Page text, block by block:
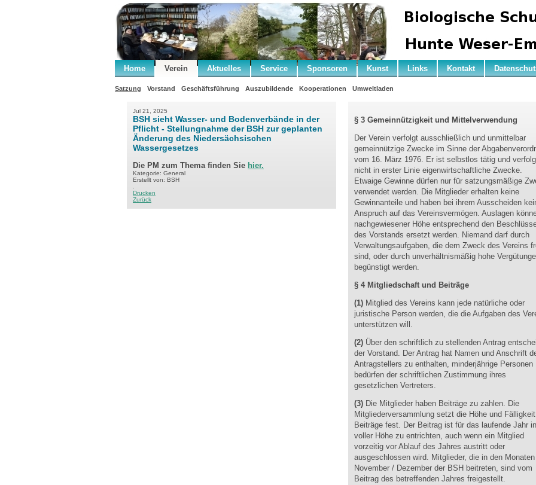
Home Verein Aktuelles Service Sponsoren Kunst Links Kontakt
Satzung Vorstand Geschäftsführung Auszubildende Kooperationen Umweltladen
Jul 21, 2025
BSH sieht Wasser- und Bodenverbände in der
Pflicht - Stellungnahme der BSH zur geplanten
Änderung des Niedersächsischen
Wassergesetzes
Die PM zum Thema finden Sie hier.
Kategorie: General
Erstellt von: BSH
Drucken
Zurück
§ 3 Gemeinnützigkeit und Mittelverwendung
Der Verein verfolgt ausschließlich und unmittelbar
gemeinnützige Zwecke im Sinne der
vom 16. März 1976. Er ist selbstlos tätig und
nicht in erster Linie eigenwirtschaftliche Zwecke.
Etwaige Gewinne dürfen nur für satzungsmäßige
verwendet werden. Die Mitglieder erhalten keine
Gewinnanteile und haben bei ihrem Ausscheiden
Anspruch auf das Vereinsvermögen. Auslagen
nachgewiesener Höhe entsprechend den
des Vorstands ersetzt werden. Niemand darf durch
Verwaltungsaufgaben, die dem Zweck des Vereins
sind, oder durch unverhältnismäßig hohe
begünstigt werden.
§ 4 Mitgliedschaft und Beiträge
(1) Mitglied des Vereins kann jede natürliche oder
juristische Person werden, die die Aufgaben des
unterstützen will.
(2) Über den schriftlich zu stellenden Antrag
der Vorstand. Der Antrag hat Namen und Anschrift
Antragstellers zu enthalten, minderjährige Personen
bedürfen der schriftlichen Zustimmung ihres
gesetzlichen Vertreters.
(3) Die Mitglieder haben Beiträge zu zahlen. Die
Mitgliederversammlung setzt die Höhe und
Beiträge fest. Der Beitrag ist für das laufende Jahr in
voller Höhe zu entrichten, auch wenn ein Mitglied
vorzeitig vor Ablauf des Jahres austritt oder
ausgeschlossen wird. Mitglieder, die in den Monaten
November / Dezember der BSH beitreten, sind vom
Beitrag des betreffenden Jahres freigestellt.